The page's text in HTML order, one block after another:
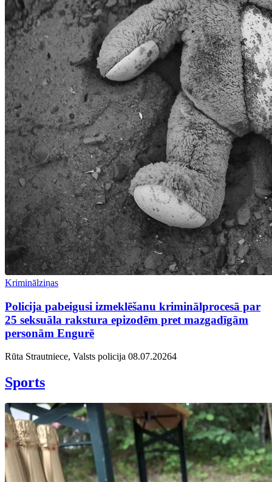
Kriminālziņas
Policija pabeigusi izmeklēšanu kriminālprocesā par
25 seksuāla rakstura epizodēm pret mazgadīgām
personām Engurē
Rūta Strautniece, Valsts policija 08.07.20264
Sports